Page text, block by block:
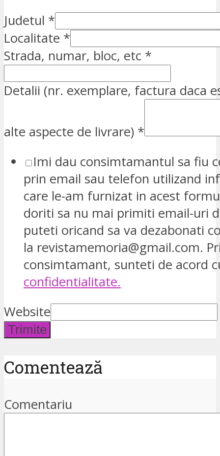
Judetul *
Localitate *
Strada, numar, bloc, etc *
Detalii (nr. exemplare, factura daca
alte aspecte de livrare) *
Imi dau consimtamantul sa fiu
prin email sau telefon utilizand
care le-am furnizat in acest
doriti sa nu mai primiti email-uri
puteti oricand sa va dezabonati
la revistamemoria@gmail.com.
consimtamant, sunteti de acord
confidentialitate.
Website
Trimite
Comentează
Comentariu